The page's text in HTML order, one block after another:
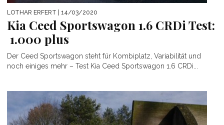
LOTHAR ERFERT | 14/03/2020
Kia Ceed Sportswagon 1.6 CRDi Test:
1.000 plus
Der Ceed Sportswagon steht für Kombiplatz, Variabilität und
noch einiges mehr – Test Kia Ceed Sportswagon 1.6 CRDi...